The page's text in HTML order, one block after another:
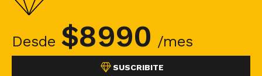
Desde $8990 /mes
SUSCRIBITE